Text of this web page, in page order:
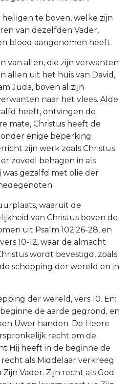
heiligen te boven, welke zijn
van dezelfden Vader,
bloed aangenomen heeft.
van allen, die zijn verwanten
allen uit het huis van David,
Juda, boven al zijn
naar het vlees. Alde
heeft, ontvingen de
mate, Christus heeft de
enige beperking.
zijn werk zoals Christus
zoveel behagen in als
was gezalfd met olie der
waaruit de
van Christus boven de
uit Psalm 102:26-28, en
10-12, waar de almacht
wordt bevestigd, zoals
schepping der wereld en in
der wereld, vers 10. En:
de aarde gegrond, en
Uwer handen. De Heere
recht om de
Hij heeft in de beginne de
als Middelaar verkreeg
Vader. Zijn recht als God